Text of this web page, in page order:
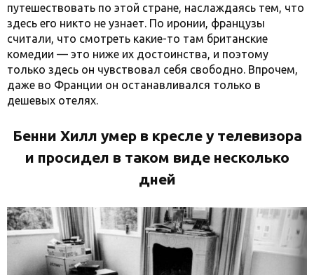
путешествовать по этой стране, наслаждаясь тем, что
здесь его никто не узнает. По иронии, французы
считали, что смотреть какие-то там британские
комедии — это ниже их достоинства, и поэтому
только здесь он чувствовал себя свободно. Впрочем,
даже во Франции он останавливался только в
дешевых отелях.
Бенни Хилл умер в кресле у телевизора
и просидел в таком виде несколько
дней